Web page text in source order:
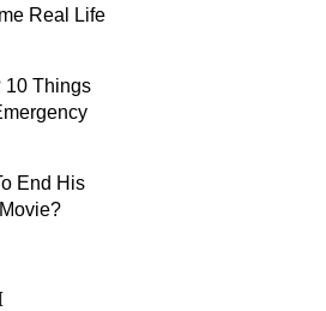
Real Life
10 Things
End His